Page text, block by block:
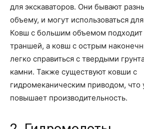
для экскаваторов. Они бывают
объему, и могут использоваться
Ковш с большим объемом подходит
траншей, а ковш с острым
легко справиться с твердыми
камни. Также существуют ковши с
гидромеканическим приводом, что
повышает производительность.